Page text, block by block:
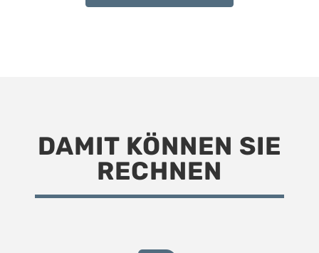
DAMIT KÖNNEN SIE
RECHNEN